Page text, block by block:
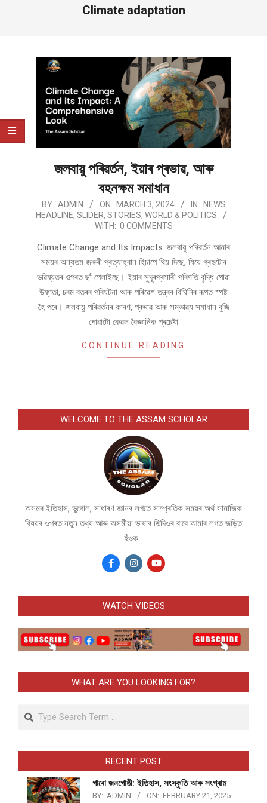
Climate adaptation
জলবায়ু পৰিৱৰ্তন, ইয়াৰ প্ৰভাৱ, আৰু
বহনক্ষম সমাধান
2024-
03-
BY: ADMIN ON: MARCH 3, 2024 IN: NEWS
HEADLINE, SLIDER, STORIES, WORLD & POLITICS
WITH: 0 COMMENTS
Climate Change and Its Impacts: জলবায়ু পৰিৱৰ্তন আমাৰ
সময়ৰ অন্যতম জৰুৰী প্ৰত্যাহ্বান হিচাপে থিয় দিছে, যিয়ে গ্ৰহটোৰ
ভৱিষ্যতৰ ওপৰত ছাঁ পেলাইছে। ইয়াৰ সুদূৰপ্ৰসাৰী পৰিণতি বৃদ্ধি পোৱা
উষ্ণতা, চৰম বতৰৰ পৰিঘটনা আৰু পৰিৱেশ তন্ত্ৰৰ বিঘিনিৰ ৰূপত স্পষ্ট
হৈ পৰে। জলবায়ু পৰিৱৰ্তনৰ কাৰণ, প্ৰভাৱ আৰু সম্ভাৱ্য সমাধান বুজি
পোৱাটো কেৱল বৈজ্ঞানিক প্ৰচেষ্টা
CONTINUE READING
WELCOME TO THE ASSAM SCHOLAR
অসমৰ ইতিহাস, ভুগোল, সাধাৰণ জ্ঞানৰ লগতে সাম্প্ৰতিক সময়ৰ অৰ্থ সামাজিক
বিষয়ৰ ওপৰত নতুন তথ্য আৰু অসমীয়া ভাষাৰ ভিদিওৰ বাবে আমাৰ লগত জড়িত
হঁওক...
WATCH VIDEOS
WHAT ARE YOU LOOKING FOR?
Search
RECENT POST
গাৰো জনগোষ্ঠী: ইতিহাস, সংস্কৃতি আৰু সংগ্ৰাম
BY: ADMIN ON: FEBRUARY 21, 2025